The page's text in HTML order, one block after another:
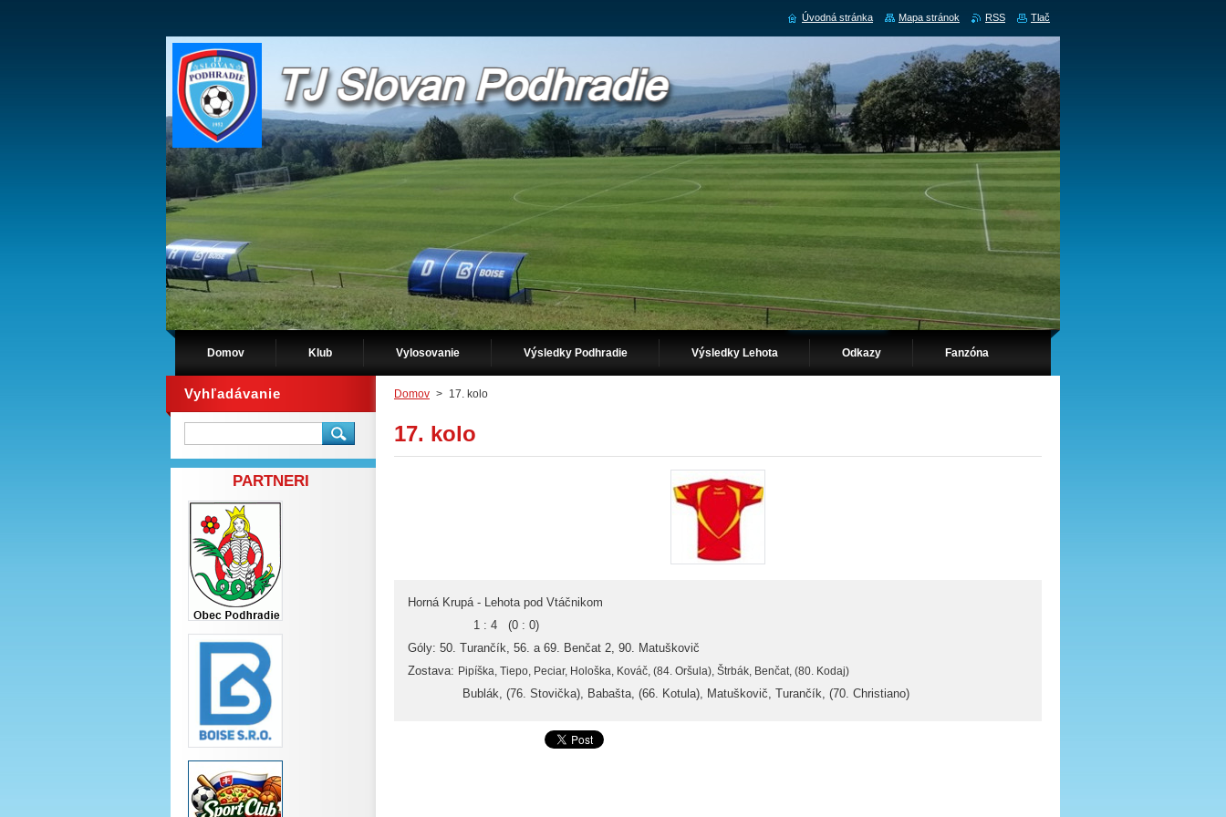
Domov Klub Vylosovanie Výsledky Podhradie Výsledky Lehota Odkazy Fanzóna
Domov > 17. kolo
17. kolo
Horná Krupá - Lehota pod Vtáčnikom
1 : 4 (0 : 0)
Góly: 50. Turančík, 56. a 69. Benčat 2, 90. Matuškovič
Zostava: Pipíška, Tiepo, Peciar, Hološka, Kováč, (84. Oršula), Štrbák, Benčat, (80. Kodaj)
Bublák, (76. Stovička), Babašta, (66. Kotula), Matuškovič, Turančík, (70. Christiano)
Vyhľadávanie
PARTNERI
Úvodná stránka Mapa stránok RSS Tlač